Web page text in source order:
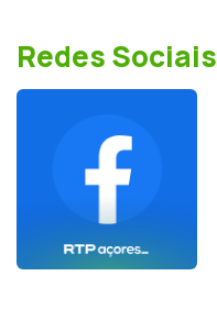
Redes Sociais